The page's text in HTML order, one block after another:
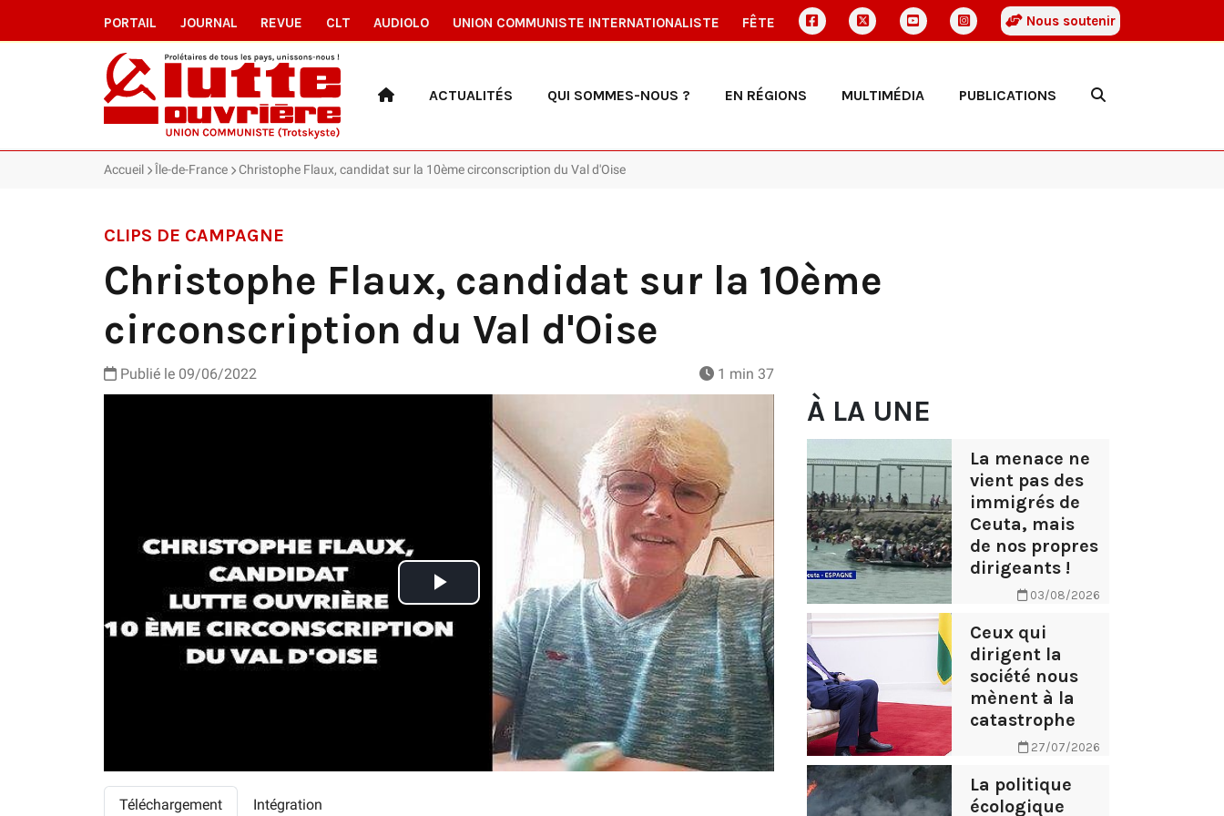
PORTAIL JOURNAL REVUE CLT AUDIOLO UNION COMMUNISTE INTERNATIONALISTE FÊTE Nous soutenir
ACTUALITÉS QUI SOMMES-NOUS ? EN RÉGIONS MULTIMÉDIA PUBLICATIONS
Accueil Île-de-France Christophe Flaux, candidat sur la 10ème circonscription du Val d'Oise
CLIPS DE CAMPAGNE
Christophe Flaux, candidat sur la 10ème
circonscription du Val d'Oise
Publié le 09/06/2022 1 min 37
Play
Video
Téléchargement Intégration
À LA UNE
La menace ne
vient pas des
immigrés de
Ceuta, mais
de nos propres
dirigeants !
03/08/2026
Ceux qui
dirigent la
société nous
mènent à la
catastrophe
27/07/2026
La politique
écologique